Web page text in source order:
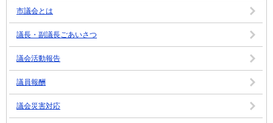
市議会とは
議長・副議長ごあいさつ
議会活動報告
議員報酬
議会災害対応